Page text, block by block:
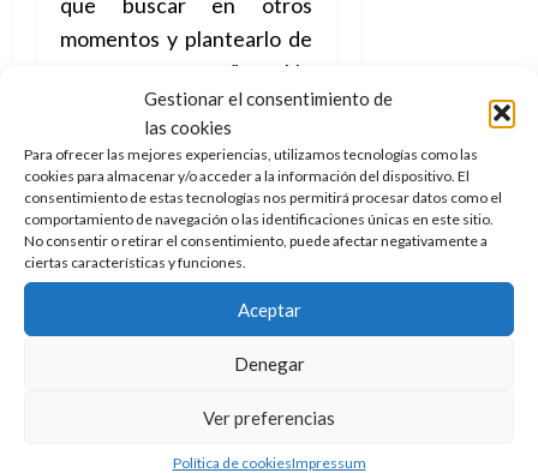
Gestionar el consentimiento de
las cookies
Para ofrecer las mejores experiencias, utilizamos tecnologías como las
cookies para almacenar y/o acceder a la información del dispositivo. El
consentimiento de estas tecnologías nos permitirá procesar datos como el
comportamiento de navegación o las identificaciones únicas en este sitio.
No consentir o retirar el consentimiento, puede afectar negativamente a
ciertas características y funciones.
Aceptar
Denegar
Ver preferencias
Política de cookiesImpressum
momentos y plantearlo de
otras maneras”. No
contento con esto, y con
algunas viñetas dignas de
ser enmarcadas en un
museo, también se ha
permitido la inclusión de
algunas caricaturas al más
puro estilo de Uderzo en
Astérix, cómo es “el
personaje que interpreta
Alfredo Landa. Alain lo